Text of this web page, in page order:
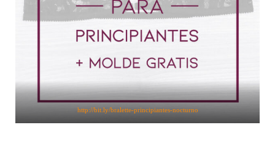
http://bit.ly/bralette-principiantes-nocturno